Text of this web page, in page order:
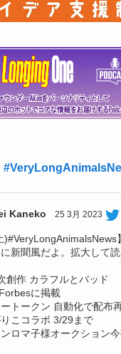
Kaneko 25 3月 2023
)#VeryLongAnimalsNews】
新聞風だよ。拡大して読
創作 カラフルとバッド
に掲載
トークン 自動化で配布
こコラボ 3/29まで
ロマ子様オークション今